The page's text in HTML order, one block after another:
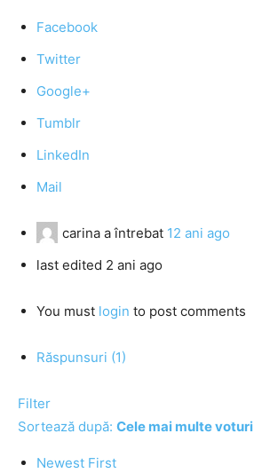
Facebook
Twitter
Google+
Tumblr
LinkedIn
Mail
carina a întrebat 12 ani ago
last edited 2 ani ago
You must login to post comments
Răspunsuri (1)
Filter
Sortează după: Cele mai multe voturi
Newest First